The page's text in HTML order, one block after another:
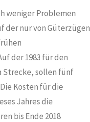
weniger Problemen
der nur von Güterzügen
der 1983 für den
Strecke, sollen fünf
Kosten für die
Jahres die
bis Ende 2018